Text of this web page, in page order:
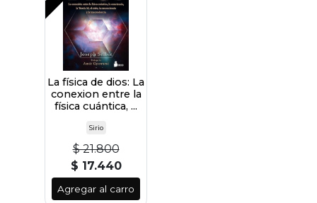
La física de dios: La
conexion entre la
física cuántica, ...
Sirio
$ 21.800
$ 17.440
Agregar al carro